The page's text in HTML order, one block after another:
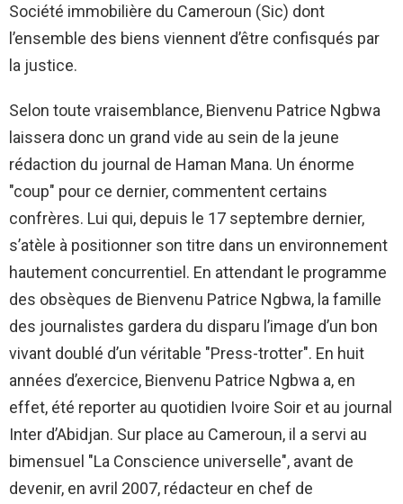
Société immobilière du Cameroun (Sic) dont
l’ensemble des biens viennent d’être confisqués par
la justice.
Selon toute vraisemblance, Bienvenu Patrice Ngbwa
laissera donc un grand vide au sein de la jeune
rédaction du journal de Haman Mana. Un énorme
"coup" pour ce dernier, commentent certains
confrères. Lui qui, depuis le 17 septembre dernier,
s’atèle à positionner son titre dans un environnement
hautement concurrentiel. En attendant le programme
des obsèques de Bienvenu Patrice Ngbwa, la famille
des journalistes gardera du disparu l’image d’un bon
vivant doublé d’un véritable "Press-trotter". En huit
années d’exercice, Bienvenu Patrice Ngbwa a, en
effet, été reporter au quotidien Ivoire Soir et au journal
Inter d’Abidjan. Sur place au Cameroun, il a servi au
bimensuel "La Conscience universelle", avant de
devenir, en avril 2007, rédacteur en chef de